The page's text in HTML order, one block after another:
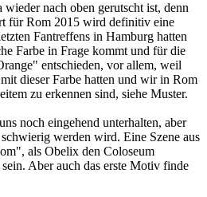
wieder nach oben gerutscht ist, denn
für Rom 2015 wird definitiv eine
Fantreffens in Hamburg hatten
Farbe in Frage kommt und für die
entschieden, vor allem, weil
dieser Farbe hatten und wir in Rom
zu erkennen sind, siehe Muster.
noch eingehend unterhalten, aber
werden wird. Eine Szene aus
als Obelix den Coloseum
Aber auch das erste Motiv finde